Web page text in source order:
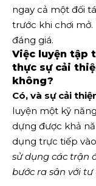
ngay cả một đối
trước khi chơi
đáng giá.
Việc luyện tập
thực sự cải
không?
Có, và sự cải
luyện một kỹ
dựng được khả
dụng trực tiếp
sử dụng các trận
bước ra sân với